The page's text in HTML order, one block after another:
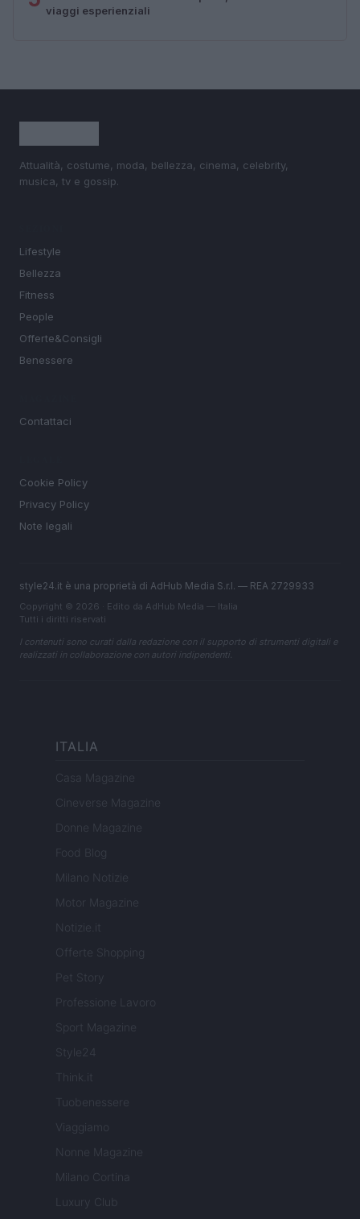
viaggi esperienziali
Attualità, costume, moda, bellezza, cinema, celebrity,
musica, tv e gossip.
Lifestyle
Bellezza
Fitness
People
Offerte&Consigli
Benessere
Contattaci
Cookie Policy
Privacy Policy
Note legali
style24.it è una proprietà di AdHub Media S.r.l. — REA 2729933
Copyright © 2026 · Edito da AdHub Media — Italia
Tutti i diritti riservati
I contenuti sono curati dalla redazione con il supporto di strumenti digitali e
realizzati in collaborazione con autori indipendenti.
ITALIA
Casa Magazine
Cineverse Magazine
Donne Magazine
Food Blog
Milano Notizie
Motor Magazine
Notizie.it
Offerte Shopping
Pet Story
Professione Lavoro
Sport Magazine
Style24
Think.it
Tuobenessere
Viaggiamo
Nonne Magazine
Milano Cortina
Luxury Club